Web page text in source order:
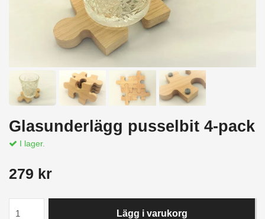
Glasunderlägg pusselbit 4-pack
I lager.
279 kr
Lägg i varukorg